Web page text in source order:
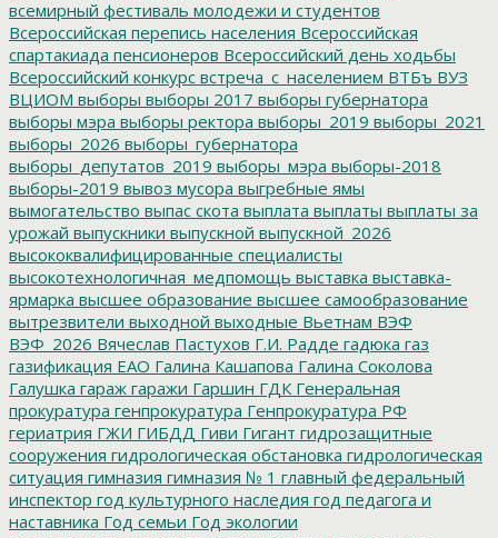
всемирный фестиваль молодежи и студентов
Всероссийская перепись населения Всероссийская
спартакиада пенсионеров Всероссийский день ходьбы
Всероссийский конкурс встреча_с_населением ВТБъ ВУЗ
ВЦИОМ выборы выборы 2017 выборы губернатора
выборы мэра выборы ректора выборы_2019 выборы_2021
выборы_2026 выборы_губернатора
выборы_депутатов_2019 выборы_мэра выборы-2018
выборы-2019 вывоз мусора выгребные ямы
вымогательство выпас скота выплата выплаты выплаты за
урожай выпускники выпускной выпускной_2026
высококвалифицированные специалисты
высокотехнологичная_медпомощь выставка выставка-
ярмарка высшее образование высшее самообразование
вытрезвители выходной выходные Вьетнам ВЭФ
ВЭФ_2026 Вячеслав Пастухов Г.И. Радде гадюка газ
газификация ЕАО Галина Кашапова Галина Соколова
Галушка гараж гаражи Гаршин ГДК Генеральная
прокуратура генпрокуратура Генпрокуратура РФ
гериатрия ГЖИ ГИБДД Гиви Гигант гидрозащитные
сооружения гидрологическая обстановка гидрологическая
ситуация гимназия гимназия № 1 главный федеральный
инспектор год культурного наследия год педагога и
наставника Год семьи Год экологии